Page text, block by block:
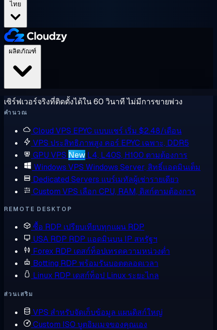
ไทย
เซิร์ฟเวอร์จริงที่ติดตั้งได้ใน 60 วินาที ไม่มีการขายพ่วง
คำนวณ
Cloud VPS EPYC แบบแชร์ เริ่ม $2.48/เดือน
VPS ประสิทธิภาพสูง คอร์ EPYC เฉพาะ, DDR5
GPU VPS New L4, L40S, H100 ตามต้องการ
Windows VPS Windows Server, สิทธิ์แอดมินเต็ม
Dedicated Servers แบร์เมทัลผู้เช่ารายเดียว
Custom VPS เลือก CPU, RAM, ดิสก์ตามต้องการ
REMOTE DESKTOP
ซื้อ RDP เปรียบเทียบทุกแผน RDP
USA RDP RDP แอดมินบน IP สหรัฐฯ
Forex RDP เดสก์ท็อปเทรดความหน่วงต่ำ
Botting RDP พร้อมรันบอตตลอดเวลา
Linux RDP เดสก์ท็อป Linux ระยะไกล
ส่วนเสริม
VPS สำหรับจัดเก็บข้อมูล แผนดิสก์ใหญ่
Custom ISO บูตอิมเมจของคุณเอง